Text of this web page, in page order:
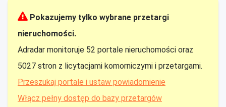
Pokazujemy tylko wybrane przetargi
nieruchomości.
Adradar monitoruje 52 portale nieruchomości oraz
5027 stron z licytacjami komorniczymi i przetargami.
Przeszukaj portale i ustaw powiadomienie
Włącz pełny dostęp do bazy przetargów